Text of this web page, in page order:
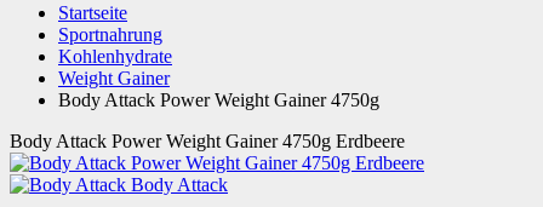
Startseite
Sportnahrung
Kohlenhydrate
Weight Gainer
Body Attack Power Weight Gainer 4750g
Body Attack Power Weight Gainer 4750g Erdbeere
Body Attack